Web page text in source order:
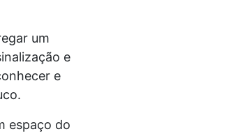
um
e
e
espaço do